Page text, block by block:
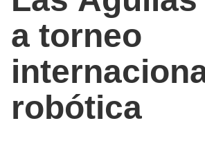
a torneo
robótica